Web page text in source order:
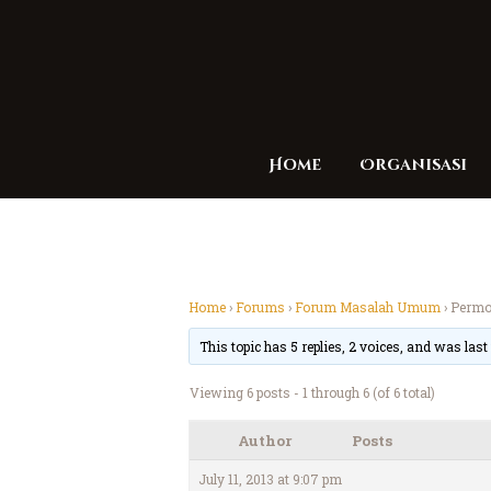
Home Organisasi
Home›Forums ›Forum Masalah Umum ›
This topic has 5 replies, 2 voices, and was
Viewing 6 posts - 1 through 6 (of 6 total)
Author Posts
July 11, 2013 at 9:07 pm